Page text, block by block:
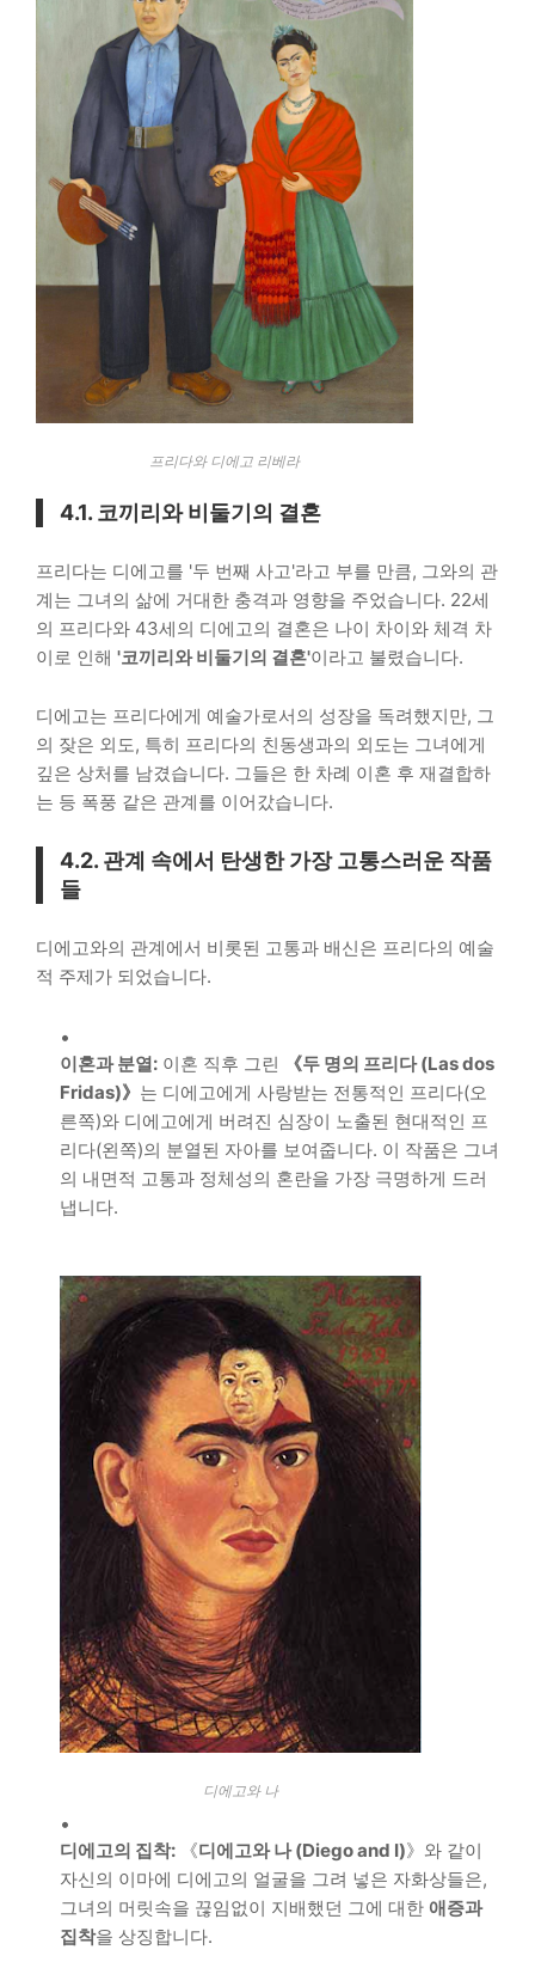
프리다와 디에고 리베라
4.1. 코끼리와 비둘기의 결혼
프리다는 디에고를 '두 번째 사고'라고 부를 만큼, 그와의 관
계는 그녀의 삶에 거대한 충격과 영향을 주었습니다. 22세
의 프리다와 43세의 디에고의 결혼은 나이 차이와 체격 차
이로 인해 '코끼리와 비둘기의 결혼'이라고 불렸습니다.
디에고는 프리다에게 예술가로서의 성장을 독려했지만, 그
의 잦은 외도, 특히 프리다의 친동생과의 외도는 그녀에게
깊은 상처를 남겼습니다. 그들은 한 차례 이혼 후 재결합하
는 등 폭풍 같은 관계를 이어갔습니다.
4.2. 관계 속에서 탄생한 가장 고통스러운 작품
들
디에고와의 관계에서 비롯된 고통과 배신은 프리다의 예술
적 주제가 되었습니다.
이혼과 분열: 이혼 직후 그린
《두 명의 프리다 (Las dos
Fridas)》 는 디에고에게 사랑받는 전통적인 프리다(오
른쪽)와 디에고에게 버려진 심장이 노출된 현대적인 프
리다(왼쪽)의 분열된 자아를 보여줍니다. 이 작품은 그녀
의 내면적 고통과 정체성의 혼란을 가장 극명하게 드러
냅니다.
디에고와 나
디에고의 집착: 《디에고와 나 (Diego and I)》와 같이
자신의 이마에 디에고의 얼굴을 그려 넣은 자화상들은,
그녀의 머릿속을 끊임없이 지배했던 그에 대한 애증과
집착을 상징합니다.